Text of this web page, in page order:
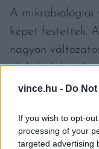
vince.hu - Do
If you wish to opt-
processing of your
targeted advertising
A mikrobiológiai
képet festettek.
nagyon
alakultak ki a
kávézacc-
baktériumok
megjelentek,